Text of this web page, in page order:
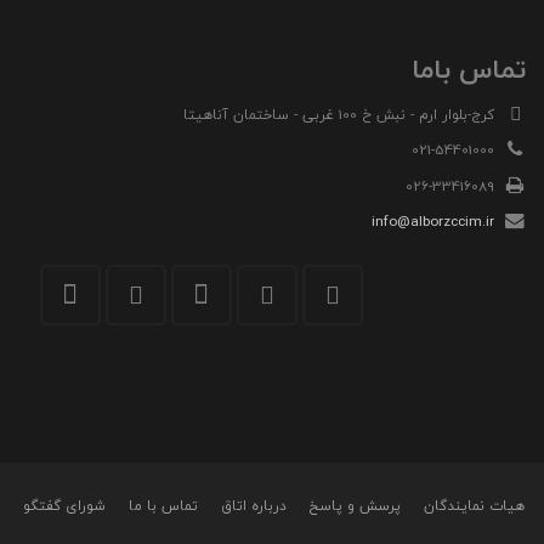
تماس باما
کرج-بلوار ارم - نبش خ 100 غربی - ساختمان آناهیتا
021-54401000
026-33416089
info@alborzccim.ir
هیات نمایندگان پرسش و پاسخ درباره اتاق تماس با ما شورای گفتگو